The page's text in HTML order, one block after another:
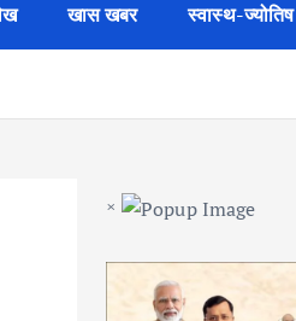
खास खबर स्वास्थ-ज्योतिष
×